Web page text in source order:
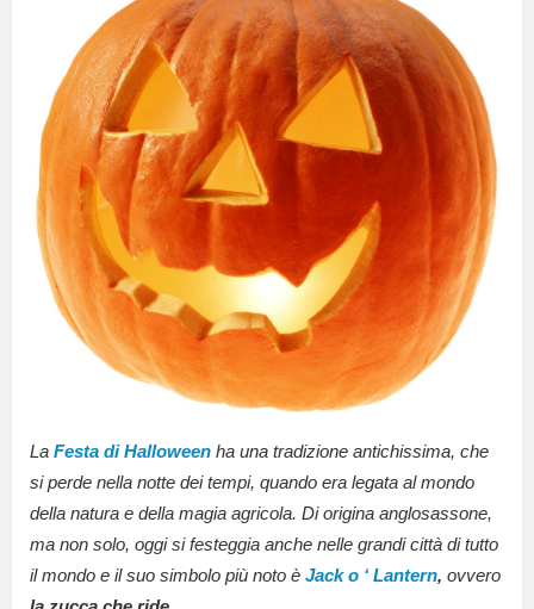
La Festa di Halloween ha una tradizione antichissima, che
si perde nella notte dei tempi, quando era legata al mondo
della natura e della magia agricola. Di origina anglosassone,
ma non solo, oggi si festeggia anche nelle grandi città di tutto
il mondo e il suo simbolo più noto è Jack o ‘ Lantern, ovvero